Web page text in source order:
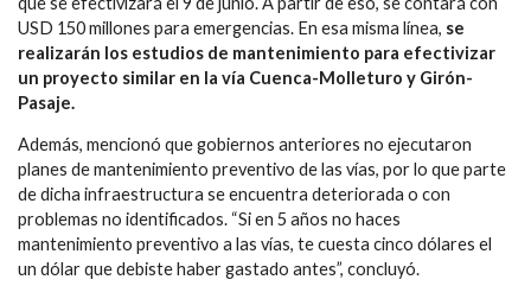
USD 150 millones para emergencias. En esa misma línea, se
realizarán los estudios de mantenimiento para efectivizar
un proyecto similar en la vía Cuenca-Molleturo y Girón-
Pasaje.
Además, mencionó que gobiernos anteriores no ejecutaron
planes de mantenimiento preventivo de las vías, por lo que parte
de dicha infraestructura se encuentra deteriorada o con
problemas no identificados. “Si en 5 años no haces
mantenimiento preventivo a las vías, te cuesta cinco dólares el
un dólar que debiste haber gastado antes”, concluyó.